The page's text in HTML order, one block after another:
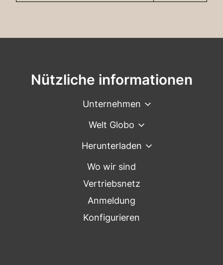
Nützliche informationen
Unternehmen
Welt Globo
Herunterladen
Wo wir sind
Vertriebsnetz
Anmeldung
Konfigurieren